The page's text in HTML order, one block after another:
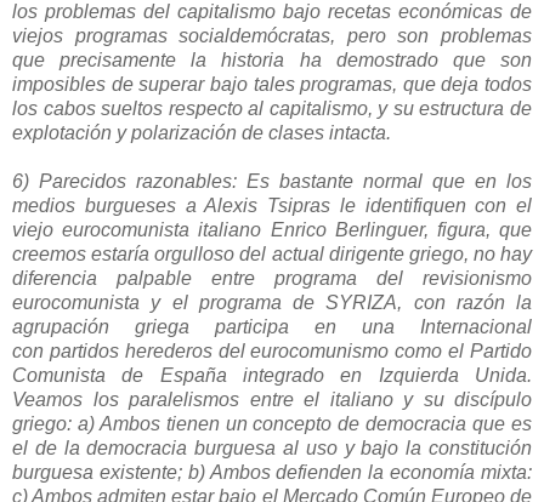
los problemas del capitalismo bajo recetas económicas de
viejos programas socialdemócratas, pero son problemas
que precisamente la historia ha demostrado que son
imposibles de superar bajo tales programas, que deja todos
los cabos sueltos respecto al capitalismo, y su estructura de
explotación y polarización de clases intacta.
6) Parecidos razonables: Es bastante normal que en los
medios burgueses a Alexis Tsipras le identifiquen con el
viejo eurocomunista italiano Enrico Berlinguer, figura, que
creemos estaría orgulloso del actual dirigente griego, no hay
diferencia palpable entre programa del revisionismo
eurocomunista y el programa deSYRIZA, con razón la
agrupación griega participa en una Internacional
con partidos herederos del eurocomunismo como el Partido
Comunista de España integrado en Izquierda Unida.
Veamos los paralelismos entre el italiano y su discípulo
griego: a) Ambos tienen un concepto de democracia que es
el de la democracia burguesa al uso y bajo la constitución
burguesa existente; b) Ambos defienden la economía mixta:
c) Ambos admiten estar bajo el Mercado Común Europeo de